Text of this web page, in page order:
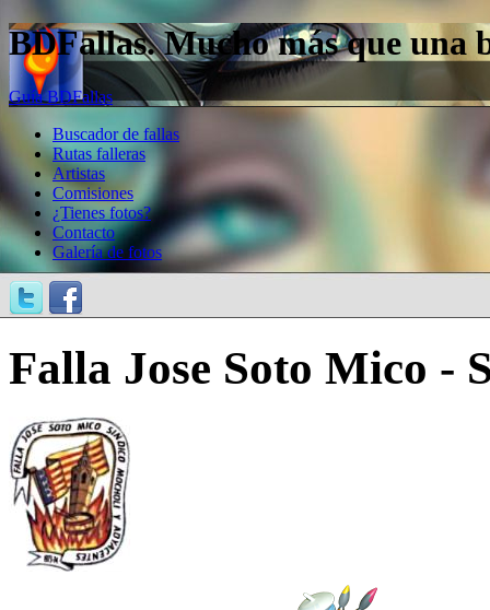
BDFallas. Mucho más que una
Guía BDFallas
Buscador de fallas
Rutas falleras
Artistas
Comisiones
¿Tienes fotos?
Contacto
Galería de fotos
Falla Jose Soto Mico -